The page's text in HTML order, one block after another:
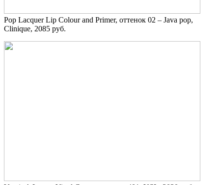
Pop Lacquer Lip Colour and Primer, оттенок 02 – Java pop,
Clinique, 2085 руб.